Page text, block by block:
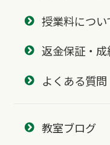
授業料につい
返金保証・
よくある質問
教室ブログ